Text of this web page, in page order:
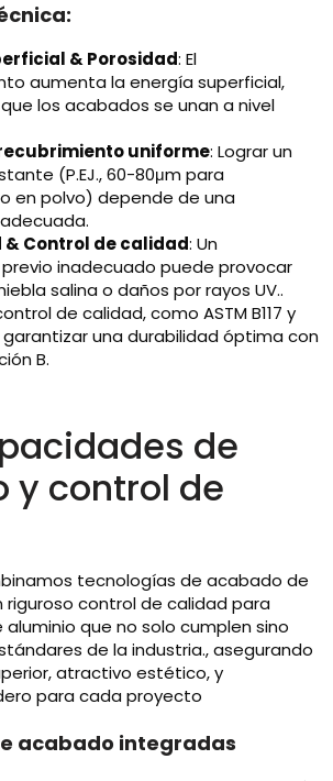
& Porosidad: El
aumenta la energía superficial,
los acabados se unan a nivel
uniforme: Lograr un
(P.EJ., 60-80μm para
en polvo) depende de una
Control de calidad: Un
inadecuado puede provocar
salina o daños por rayos UV..
de calidad, como ASTM B117 y
garantizar una durabilidad óptima con
B.
de
y control de
tecnologías de acabado de
riguroso control de calidad para
que no solo cumplen sino
de la industria., asegurando
atractivo estético, y
para cada proyecto
acabado integradas